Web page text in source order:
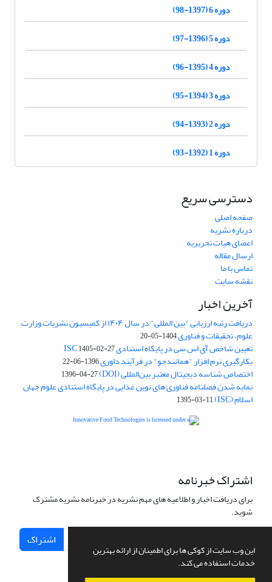
این وب سایت از کوکی ها برای اطمینان از ارائه بهترین
خدمات استفاده می کند.
دوره 6 (1397-98)
دوره 5 (1396-97)
دوره 4 (1395-96)
دوره 3 (1394-95)
دوره 2 (1393-94)
دوره 1 (1392-93)
دسترسی سریع
صفحه اصلی
درباره نشریه
اعضای هیات تحریریه
ارسال مقاله
تماس با ما
نقشه سایت
آخرین اخبار
دریافت رتبه ارزیابی "بین المللی" در سال ۱۴۰۴ از کمیسیون نشریات وزارت
علوم، تحقیقات و فناوری1404-05-20
تعیین شاخص آی اس سی در پایگاه استنادی ISC1405-02-27
بکارگیری نرم افزار "همانندجو" در فرآیند داوری1396-06-22
اختصاص شناسه دیجیتال معتبر بین‌المللی (DOI) 1396-04-27
نمایه شدن فصلنامه فناوری های نوین غذایی در پایگاه استنادی علوم جهان
اسلام (ISC) 1395-03-11
اشتراک خبرنامه
برای دریافت اخبار و اطلاعیه های مهم نشریه در خبرنامه نشریه مشترک
شوید.
اشتراک